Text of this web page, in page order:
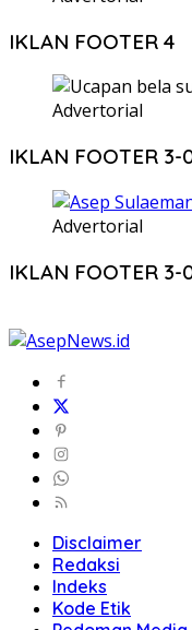
IKLAN FOOTER 4
Advertorial
IKLAN FOOTER 3-
Advertorial
IKLAN FOOTER 3-
Disclaimer
Redaksi
Indeks
Kode Etik